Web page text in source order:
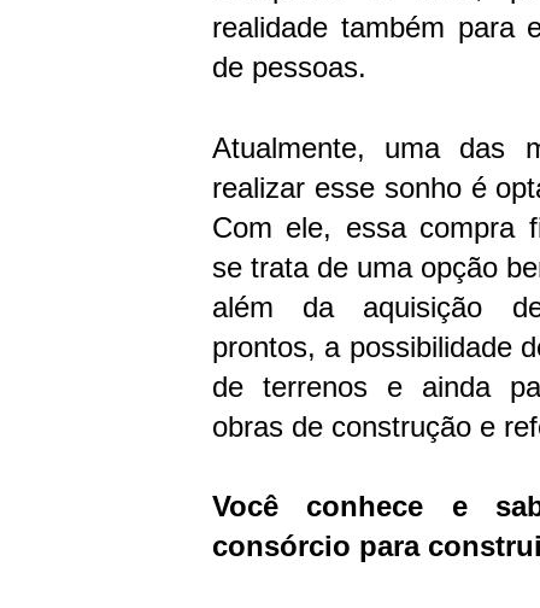
realidade também para
de pessoas.
Atualmente, uma das
realizar esse sonho é
Com ele, essa compra
se trata de uma opção
além da aquisição de
prontos, a possibilidade
de terrenos e ainda
obras de construção e
Você conhece e
consórcio para